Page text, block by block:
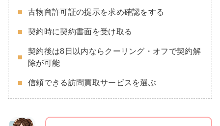
古物商許可証の提示を求め確認をする
契約時に契約書面を受け取る
契約後は8日以内ならクーリング・オフで契約解
除が可能
信頼できる訪問買取サービスを選ぶ